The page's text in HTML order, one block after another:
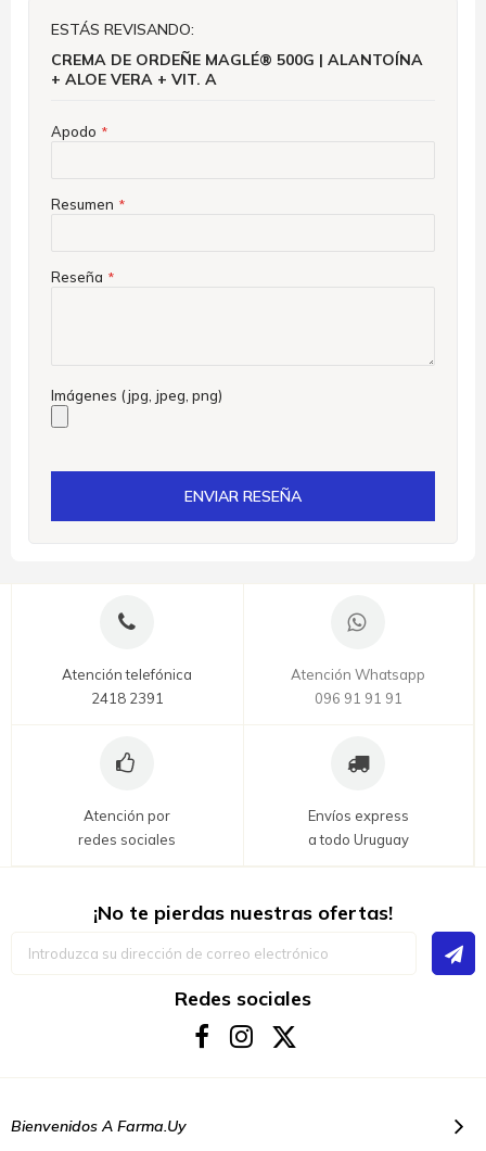
ESTÁS REVISANDO:
CREMA DE ORDEÑE MAGLÉ® 500G | ALANTOÍNA
+ ALOE VERA + VIT. A
Apodo
Resumen
Reseña
Imágenes (jpg, jpeg, png)
ENVIAR RESEÑA
Atención telefónica
2418 2391
Atención Whatsapp
096 91 91 91
Atención por
redes sociales
Envíos express
a todo Uruguay
¡No te pierdas nuestras ofertas!
Redes sociales
Bienvenidos A Farma.uy